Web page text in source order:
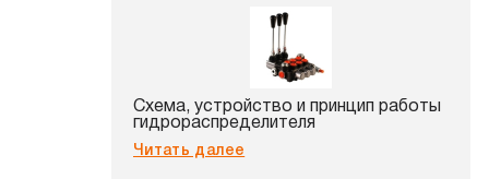
Схема, устройство и принцип работы
гидрораспределителя
Читать далее